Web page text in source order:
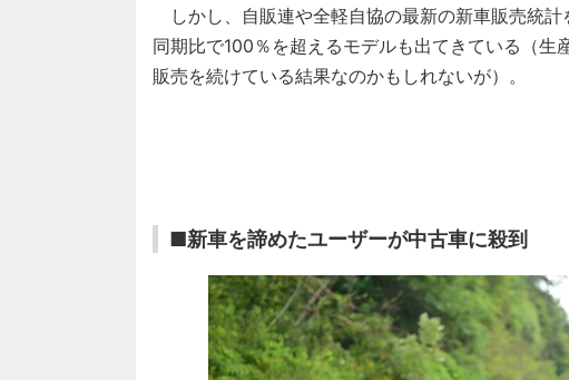
しかし、自販連や全軽自協の最新の新車販売統
同期比で100％を超えるモデルも出てきている（生
販売を続けている結果なのかもしれないが）。
■新車を諦めたユーザーが中古車に殺到